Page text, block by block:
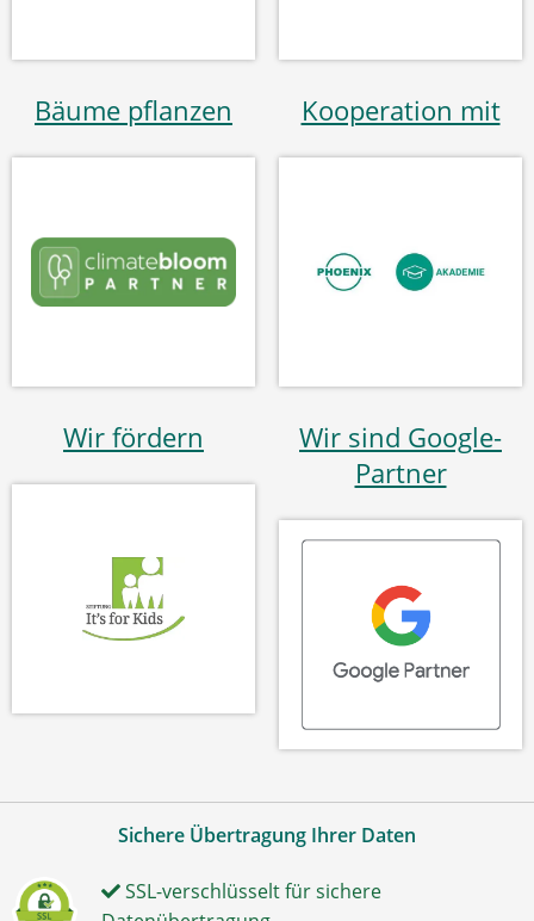
Bäume pflanzen Kooperation mit
Wir fördern
Wir sind Google-
Partner
Sichere Übertragung Ihrer Daten
SSL-verschlüsselt für sichere